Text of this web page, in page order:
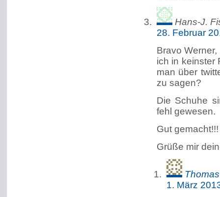
Hans-J.
28. Februar
Bravo
ich in keinster
man über
zu sagen?
Die Schuhe
fehl gewesen.
Gut gemacht!!!
Grüße mir
1. März